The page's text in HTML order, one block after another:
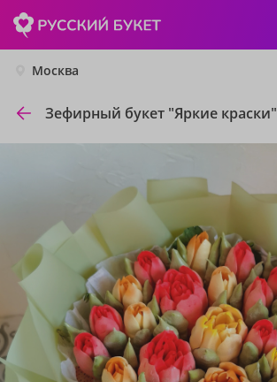
Москва
Зефирный букет "Яркие краски"